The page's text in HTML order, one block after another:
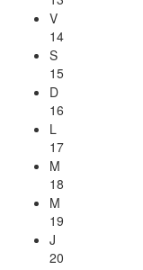
V
14
S
15
D
16
L
17
M
18
M
19
J
20